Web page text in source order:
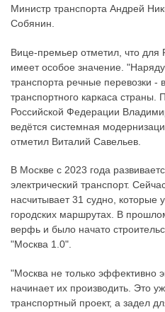
Министр транспорта Андрей
Собянин.
Вице-премьер отметил, что для
имеет особое значение.
транспорта речные перевозки -
транспортного каркаса
Российской Федерации
ведётся системная
отметил Виталий Савельев.
В Москве с 2023 года
электрический транспорт.
насчитывает 31 судно, которые
городских маршрутах. В
верфь и было начато
"Москва 1.0".
"Москва не только эффективно
начинает их производить. Это
транспортный проект, а задел